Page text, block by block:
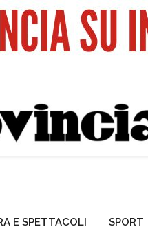
E SPETTACOLI SPORT